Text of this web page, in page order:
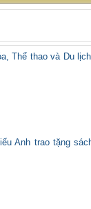
Thể thao và Du
Anh trao tặng